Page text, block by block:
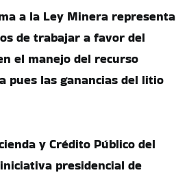
a la Ley Minera representa
de trabajar a favor del
el manejo del recurso
pues las ganancias del litio
y Crédito Público del
presidencial de